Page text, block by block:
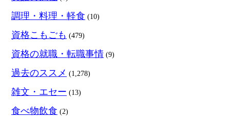
調理・料理・軽食 (10)
資格こもごも (479)
資格の就職・転職事情 (9)
過去のススメ (1,278)
雑文・エセー (13)
食べ物飲食 (2)